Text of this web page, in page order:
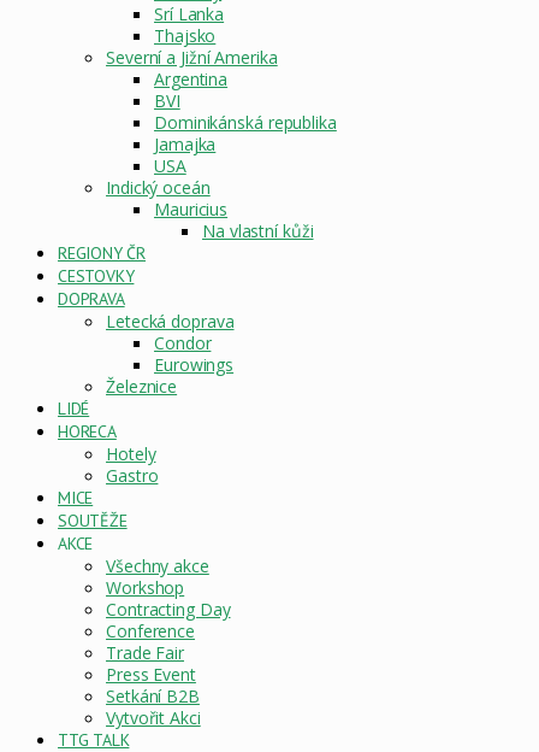
Srí Lanka
Thajsko
Severní a Jižní Amerika
Argentina
BVI
Dominikánská republika
Jamajka
USA
Indický oceán
Mauricius
Na vlastní kůži
REGIONY ČR
CESTOVKY
DOPRAVA
Letecká doprava
Condor
Eurowings
Železnice
LIDÉ
HORECA
Hotely
Gastro
MICE
SOUTĚŽE
AKCE
Všechny akce
Workshop
Contracting Day
Conference
Trade Fair
Press Event
Setkání B2B
Vytvořit Akci
TTG TALK